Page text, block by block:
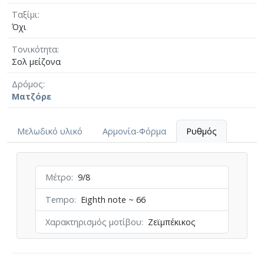
Ταξίμι
Όχι
Τονικότητα
Σολ μείζονα
Δρόμος
Ματζόρε
Μελωδικό υλικό Αρμονία-Φόρμα Ρυθμός
Μέτρο
9/8
Tempo
Eighth note ~ 66
Χαρακτηρισμός μοτίβου
Ζεϊμπέκικος